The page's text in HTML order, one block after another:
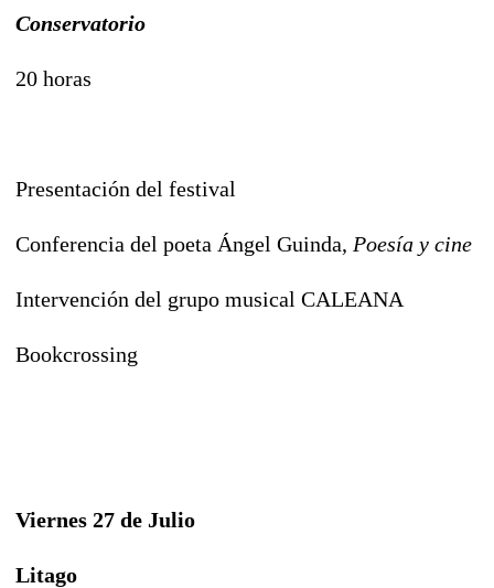
Conservatorio
20 horas
Presentación del festival
Conferencia del poeta Ángel Guinda, Poesía y cine
Intervención del grupo musical CALEANA
Bookcrossing
Viernes 27 de Julio
Litago